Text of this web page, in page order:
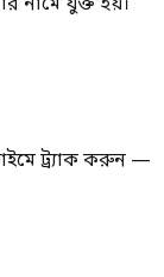
ট্র্যাক করুন —